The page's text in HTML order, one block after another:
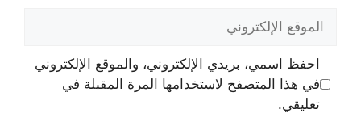
الإلكتروني
احفظ اسمي، بريدي الإلكتروني، والموقع الإلكتروني
في هذا المتصفح لاستخدامها المرة المقبلة في
تعليقي.